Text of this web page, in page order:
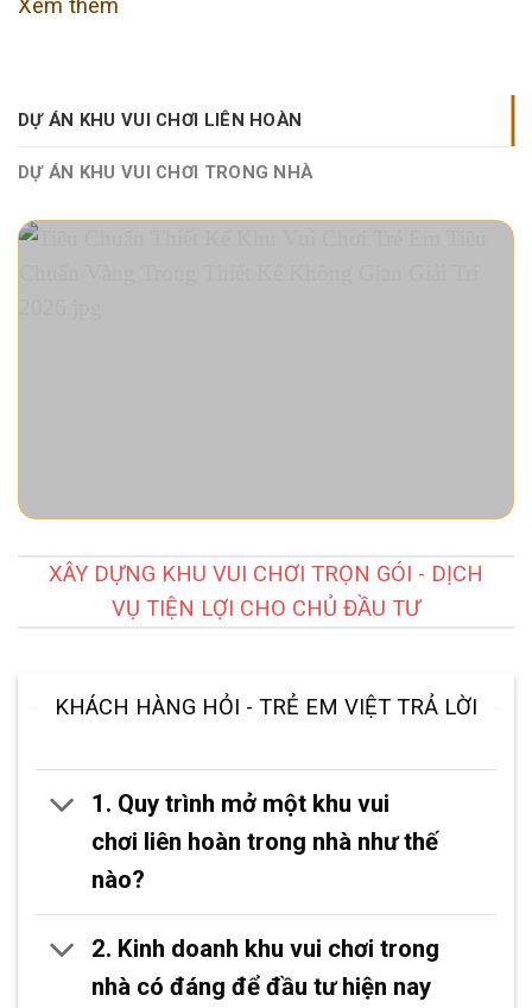
Xem thêm
DỰ ÁN KHU VUI CHƠI LIÊN HOÀN
DỰ ÁN KHU VUI CHƠI TRONG NHÀ
XÂY DỰNG KHU VUI CHƠI TRỌN GÓI - DỊCH
VỤ TIỆN LỢI CHO CHỦ ĐẦU TƯ
KHÁCH HÀNG HỎI - TRẺ EM VIỆT TRẢ LỜI
1. Quy trình mở một khu vui
chơi liên hoàn trong nhà như thế
nào?
2. Kinh doanh khu vui chơi trong
nhà có đáng để đầu tư hiện nay